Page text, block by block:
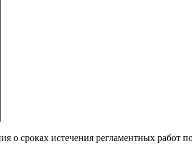
о сроках истечения регламентных работ